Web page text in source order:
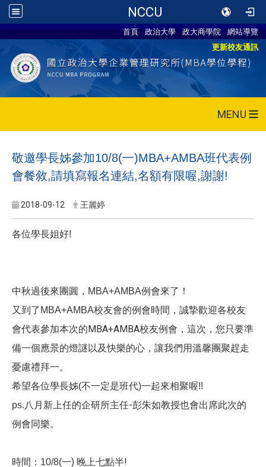
NCCU
首頁 政治大學 政大商學院
網站導覽
更新校友通訊
MENU
敬邀學長姊參加10/8(一)MBA+AMBA班代表例
會餐敘,請填寫報名連結,名額有限喔,謝謝!
2018-09-12 王麗婷
各位學長姐好!
中秋過後來團圓，MBA+AMBA例會來了！
又到了MBA+AMBA校友會的例會時間，誠摯歡迎各校友
會代表參加本次的MBA+AMBA校友例會，這次， 您只要準
備一個應景的燈謎以及快樂的心，讓我們用溫馨團聚趕走
憂慮禮拜一。
希望各位學長姊(不一定是班代)一起來相聚喔!!
ps.八月新上任的企研所主任-彭朱如教授也會出席此次的
例會同樂。
時間：10/8(一) 晚上七點半!